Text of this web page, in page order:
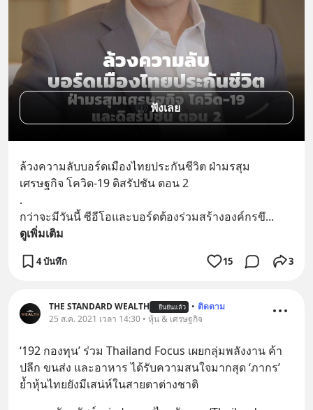
ฟังเลย
ล้วงความลับบอร์ดเมืองไทยประกันชีวิต ฝ่ามรสุม
เศรษฐกิจ โควิด-19 ดิสรัปชัน ตอน 2
.
กว่าจะมีวันนี้ ซีอีโอและบอร์ดต้องร่วมสร้างองค์กรขึ...
ดูเพิ่มเติม
4 บันทึก 15 3
THE STANDARD WEALTH ยืนยันแล้ว • ติดตาม
25 ส.ค. 2021 เวลา 14:30 • หุ้น & เศรษฐกิจ
‘192 กองทุน’ ร่วม Thailand Focus เผยกลุ่มพลังงาน ค้า
ปลีก ขนส่ง และอาหาร ได้รับความสนใจมากสุด ‘ภากร’
ย้ำหุ้นไทยยังมีเสน่ห์ในสายตาต่างชาติ